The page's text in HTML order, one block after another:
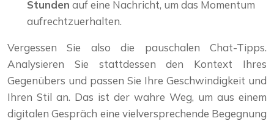
Stunden auf eine Nachricht, um das Momentum
aufrechtzuerhalten.
Vergessen Sie also die pauschalen Chat-Tipps.
Analysieren Sie stattdessen den Kontext Ihres
Gegenübers und passen Sie Ihre Geschwindigkeit und
Ihren Stil an. Das ist der wahre Weg, um aus einem
digitalen Gespräch eine vielversprechende Begegnung